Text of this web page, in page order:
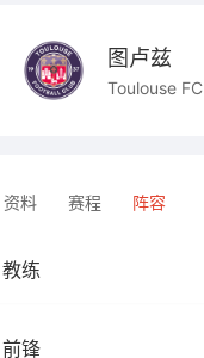
图卢兹
Toulouse FC
资料 赛程 阵容
教练
前锋